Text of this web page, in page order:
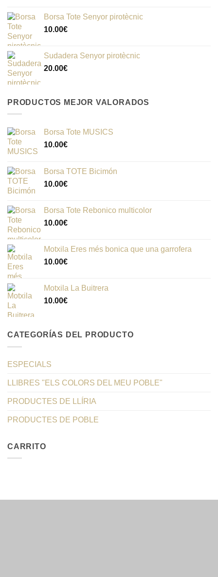
Borsa Tote Senyor pirotècnic
10.00€
Sudadera Senyor pirotècnic
20.00€
PRODUCTOS MEJOR VALORADOS
Borsa Tote MUSICS
10.00€
Borsa TOTE Bicimón
10.00€
Borsa Tote Rebonico multicolor
10.00€
Motxila Eres més bonica que una garrofera
10.00€
Motxila La Buitrera
10.00€
CATEGORÍAS DEL PRODUCTO
ESPECIALS
LLIBRES "ELS COLORS DEL MEU POBLE"
PRODUCTES DE LLÍRIA
PRODUCTES DE POBLE
CARRITO